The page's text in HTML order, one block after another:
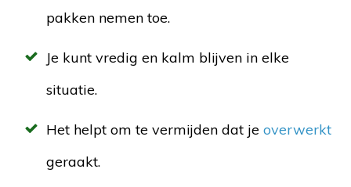
pakken nemen toe.
Je kunt vredig en kalm blijven in elke
situatie.
Het helpt om te vermijden dat je overwerkt
geraakt.